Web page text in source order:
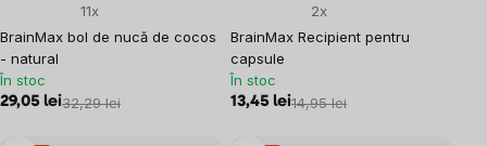
BrainMax bol de nucă de cocos
- natural
11x
În stoc
29,05 lei32,29 lei
BrainMax Recipient pentru
capsule
2x
În stoc
13,45 lei14,95 lei